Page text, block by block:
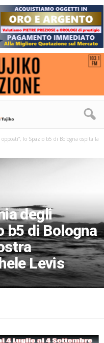
lo Spazio b5 di Bologna ospita la
degli
b5 di Bologna
Levis